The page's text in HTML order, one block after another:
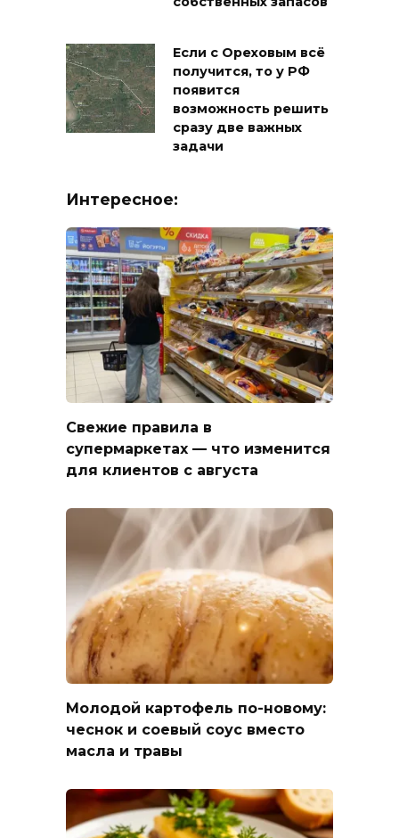
Если с Ореховым всё
получится, то у РФ
появится
возможность решить
сразу две важных
задачи
Интересное:
Свежие правила в
супермаркетах — что изменится
для клиентов с августа
Молодой картофель по-новому:
чеснок и соевый соус вместо
масла и травы